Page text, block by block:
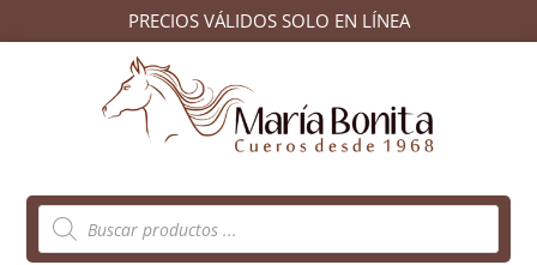
PRECIOS VÁLIDOS SOLO EN LÍNEA
Búsqueda
de
productos